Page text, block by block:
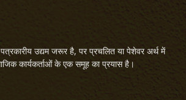
उद्यम जरूर है, पर प्रचलित या पेशेवर अर्थ में
कार्यकर्ताओं के एक समूह का प्रयास है।